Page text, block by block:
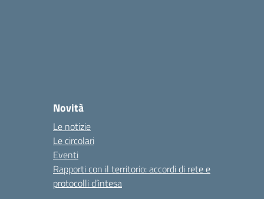
Novità
Le notizie
Le circolari
Eventi
Rapporti con il territorio: accordi di rete e
protocolli d’intesa